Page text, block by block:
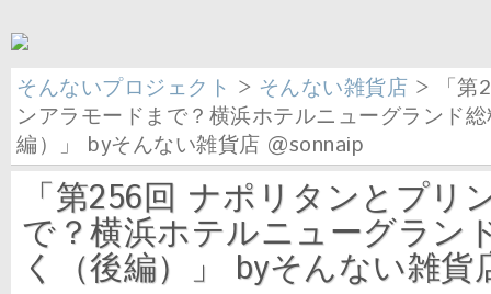
そんないプロジェクト > そんない雑貨店 > 「第
ンアラモードまで？横浜ホテルニューグランド
編）」 byそんない雑貨店 @sonnaip
「第256回 ナポリタンとプリ
で？横浜ホテルニューグラン
く（後編）」 byそんない雑貨